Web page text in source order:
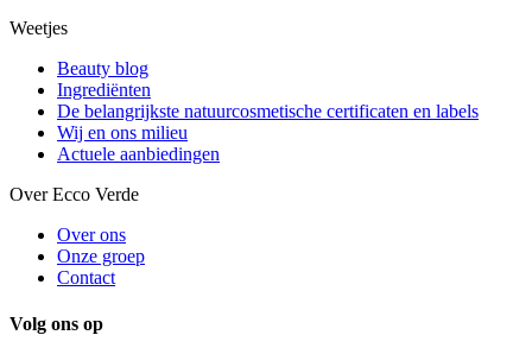
Weetjes
Beauty blog
Ingrediënten
De belangrijkste natuurcosmetische certificaten en labels
Wij en ons milieu
Actuele aanbiedingen
Over Ecco Verde
Over ons
Onze groep
Contact
Volg ons op